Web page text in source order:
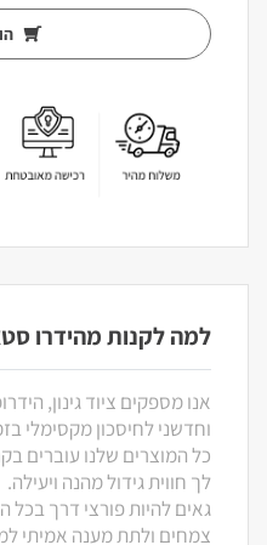
למה לקנות מהידרו
אנו מספקים ציוד גינון,
וחדשני לחיסכון מקסימלי
כל המוצרים שלנו עוברים
לך חווית גידול מהנה ויעילה.
גאים להיות פורצי דרך בכל
צמחים ולתת מענה אמיתי